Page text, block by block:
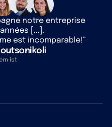
notre entreprise
[...].
est incomparable!”